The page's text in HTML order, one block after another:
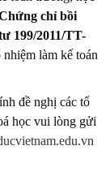
chỉ bồi
199/2011/TT-
làm kế toán
đề nghị các tổ
học vui lòng gửi